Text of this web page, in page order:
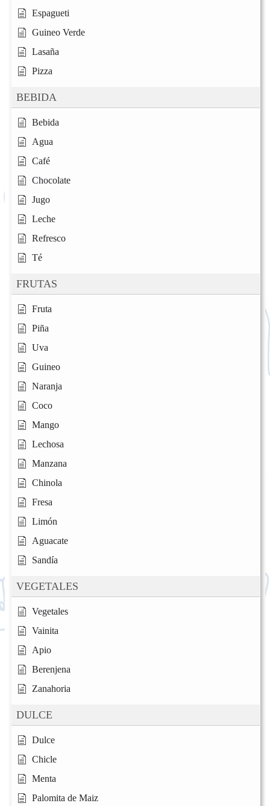
Espagueti
Guineo Verde
Lasaña
Pizza
BEBIDA
Bebida
Agua
Café
Chocolate
Jugo
Leche
Refresco
Té
FRUTAS
Fruta
Piña
Uva
Guineo
Naranja
Coco
Mango
Lechosa
Manzana
Chinola
Fresa
Limón
Aguacate
Sandía
VEGETALES
Vegetales
Vainita
Apio
Berenjena
Zanahoria
DULCE
Dulce
Chicle
Menta
Palomita de Maiz